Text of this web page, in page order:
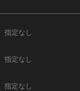
指定なし
指定なし
指定なし